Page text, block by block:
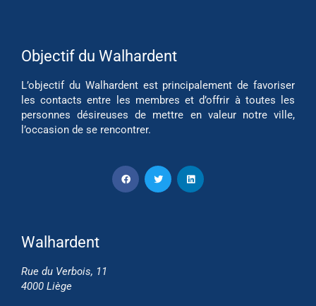
Objectif du Walhardent
L’objectif du Walhardent est principalement de favoriser
les contacts entre les membres et d’offrir à toutes les
personnes désireuses de mettre en valeur notre ville,
l’occasion de se rencontrer.
Walhardent
Rue du Verbois, 11
4000 Liège